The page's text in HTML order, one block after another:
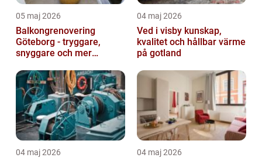
05 maj 2026
Balkongrenovering
Göteborg - tryggare,
snyggare och mer
04 maj 2026
Ved i visby kunskap,
kvalitet och hållbar värme
på gotland
04 maj 2026 04 maj 2026